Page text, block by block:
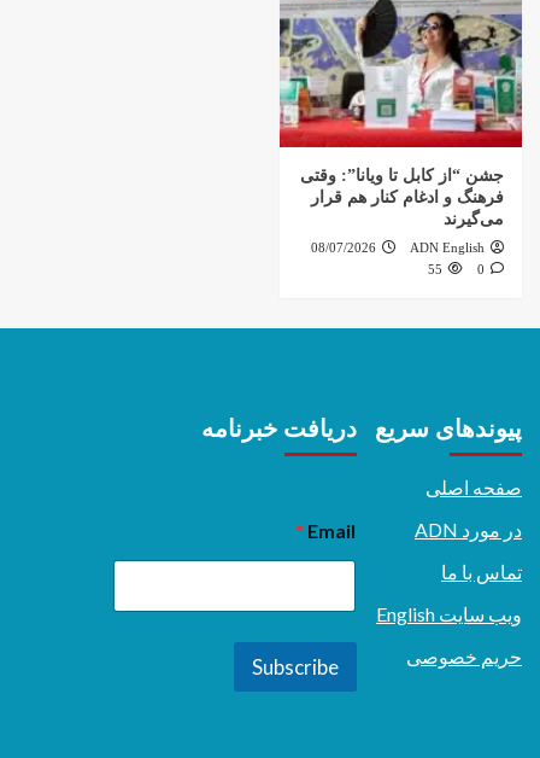
جشن “از کابل تا ویانا”: وقتی
فرهنگ و ادغام کنار هم قرار
می‌گیرند
ADN English
08/07/2026
0
55
پیوندهای سریع
صفحه اصلی
در مورد ADN
تماس با ما
ویب سایت English
حریم خصوصی
دریافت خبرنامه
Email
*
Subscribe